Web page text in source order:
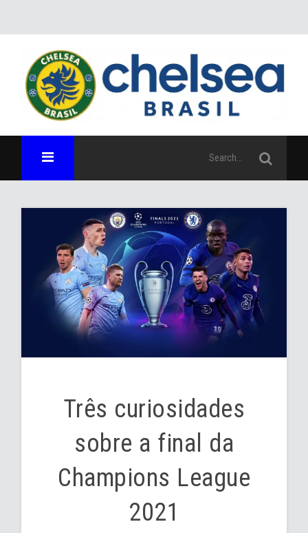
Três curiosidades
sobre a final da
Champions League
2021